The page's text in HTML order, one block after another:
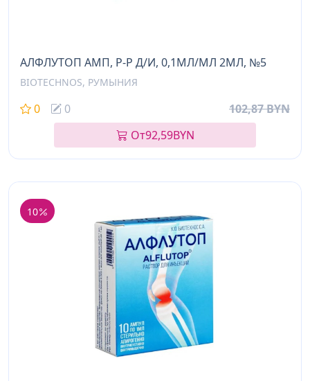
АЛФЛУТОП АМП, Р-Р Д/И, 0,1МЛ/МЛ 2МЛ, №5
BIOTECHNOS, РУМЫНИЯ
0 0
102,87 BYN
От92,59BYN
10